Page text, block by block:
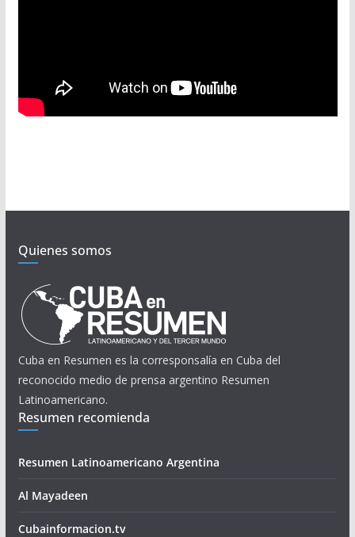
Quienes somos
Cuba en Resumen es la corresponsalía en Cuba del
reconocido medio de prensa argentino Resumen
Latinoamericano.
Resumen recomienda
Resumen Latinoamericano Argentina
Al Mayadeen
Cubainformacion.tv